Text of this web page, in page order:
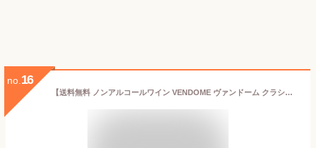
no. 16
【送料無料 ノンアルコールワイン VENDOME ヴァンドーム クラシック 3本セット] スパークリング ワイン ドイツ産 辛口 750ml シャンパン 記念日 贈り物 0.0％ ギフト プレゼント 箱買い ケース買い